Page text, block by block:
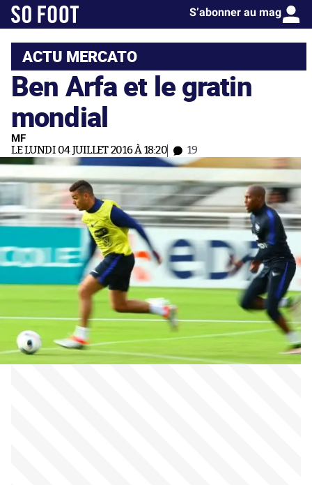
S’abonner au mag
ACTU MERCATO
Ben Arfa et le gratin
mondial
MF
LE LUNDI 04 JUILLET 2016 À 18:20 19